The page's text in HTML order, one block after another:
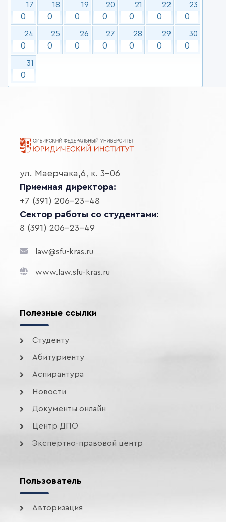
17
0
18
0
19
0
20
0
21
0
22
0
23
0
24
0
25
0
26
0
27
0
28
0
29
0
30
0
31
0
ул. Маерчака,6, к. 3-06
Приемная директора:
+7 (391) 206-23-48
Сектор работы со студентами:
8 (391) 206-23-49
law@sfu-kras.ru
www.law.sfu-kras.ru
Полезные ссылки
Студенту
Абитуриенту
Аспирантура
Новости
Документы онлайн
Центр ДПО
Экспертно-правовой центр
Пользователь
Авторизация